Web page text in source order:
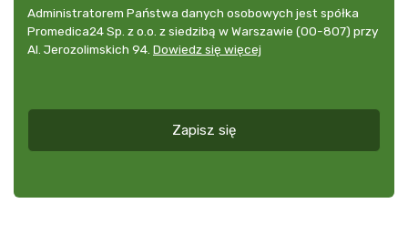
dowolnym
momencie
udzielonej
przedstawianie
Administrator
danych
osobowych
Administratorem Państwa danych osobowych jest spółka
Promedica24 Sp. z o.o. z siedzibą w Warszawie (00-807) przy
Al. Jerozolimskich 94. Dowiedz się więcej
Zapisz się